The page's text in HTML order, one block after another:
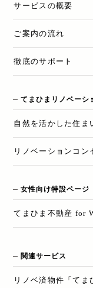
サービスの概要
ご案内の流れ
徹底のサポート
てまひまリノベーシ
自然を活かした住ま
リノベーションコン
女性向け特設ページ
てまひま不動産 for
関連サービス
リノベ済物件「てま